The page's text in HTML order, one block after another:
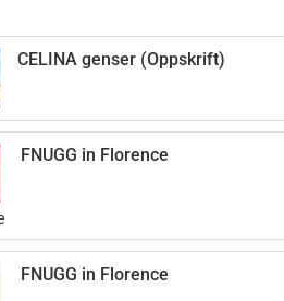
CELINA genser (Oppskrift)
FNUGG in Florence
FNUGG in Florence